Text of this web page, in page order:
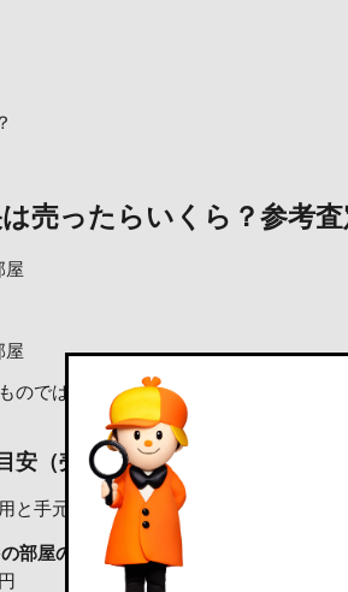
売ったらいくら？ 参考
屋
屋
のではなく、LIFULL HOME'Sのデータ
（売却にかかる主な費用を差し
と手元に残る金額の試算です。
部屋の場合
85.39m²の部屋の場合
3,211万円